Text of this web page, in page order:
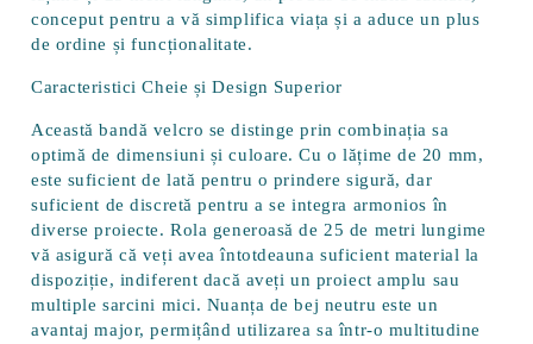
conceput pentru a vă simplifica viața și a aduce un plus
de ordine și funcționalitate.
Caracteristici Cheie și Design Superior
Această bandă velcro se distinge prin combinația sa
optimă de dimensiuni și culoare. Cu olățime de 20 mm,
este suficient de lată pentru o prindere sigură, dar
suficient de discretă pentru a se integra armonios în
diverse proiecte. Rola generoasă de 25 de metri lungime
vă asigură că veți avea întotdeauna suficient material la
dispoziție, indiferent dacă aveți un proiect amplu sau
multiple sarcini mici. Nuanța debej neutru este un
avantaj major, permițând utilizarea sa într-o multitudine